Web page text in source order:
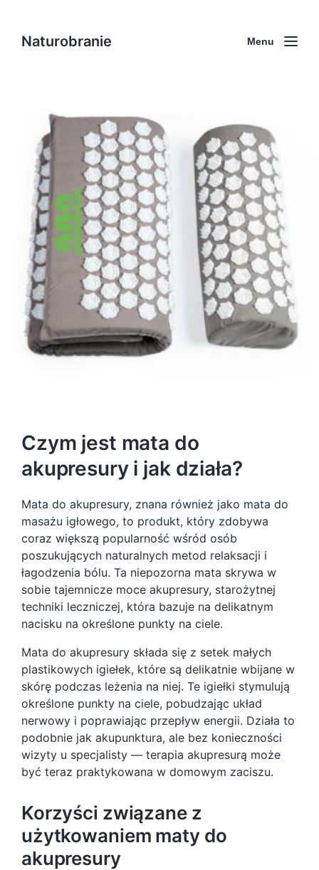
Naturobranie Menu
Czym jest mata do
akupresury i jak działa?
Mata do akupresury, znana również jako mata do
masażu igłowego, to produkt, który zdobywa
coraz większą popularność wśród osób
poszukujących naturalnych metod relaksacji i
łagodzenia bólu. Ta niepozorna mata skrywa w
sobie tajemnicze moce akupresury, starożytnej
techniki leczniczej, która bazuje na delikatnym
nacisku na określone punkty na ciele.
Mata do akupresury składa się z setek małych
plastikowych igiełek, które są delikatnie wbijane w
skórę podczas leżenia na niej. Te igiełki stymulują
określone punkty na ciele, pobudzając układ
nerwowy i poprawiając przepływ energii. Działa to
podobnie jak akupunktura, ale bez konieczności
wizyty u specjalisty — terapia akupresurą może
być teraz praktykowana w domowym zaciszu.
Korzyści związane z
użytkowaniem maty do
akupresury